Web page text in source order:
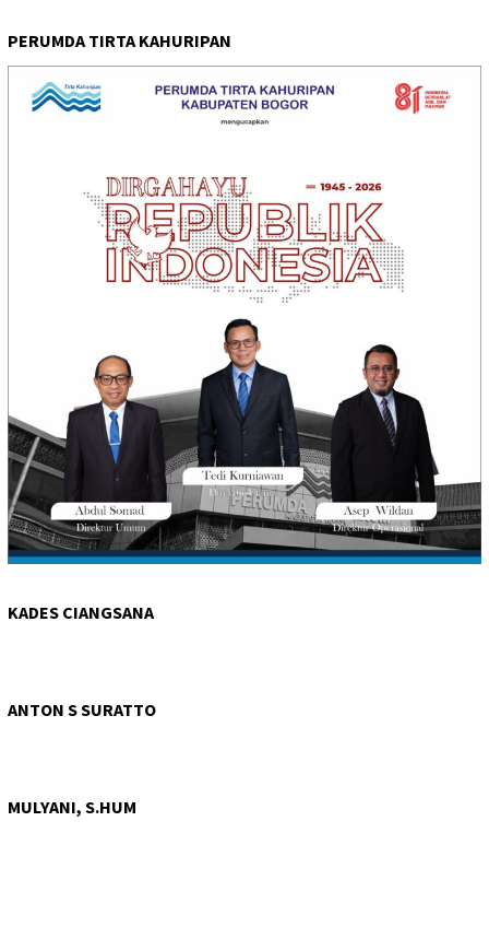
PERUMDA TIRTA KAHURIPAN
KADES CIANGSANA
ANTON S SURATTO
MULYANI, S.HUM